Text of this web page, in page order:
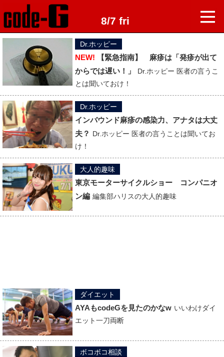
8/7 fri
Dr.ホッピー
NEW! 【緊急指南】 麻疹は「発疹が出て
からでは遅い！」
Dr.ホッピー 医者の言うこ
とは聞いておけ！
Dr.ホッピー
インバウンド麻疹の感染力、アナタは大丈
夫？ Dr.ホッピー 医者の言うことは聞いてお
け！
大人的趣味
東京モーターサイクルショー コンパニオ
ン編 編集部ハリスの大人的趣味
ダイエット
AYAもcodeGを見たのかなw いいわけダイ
エット一刀両断
ボコボコ相談